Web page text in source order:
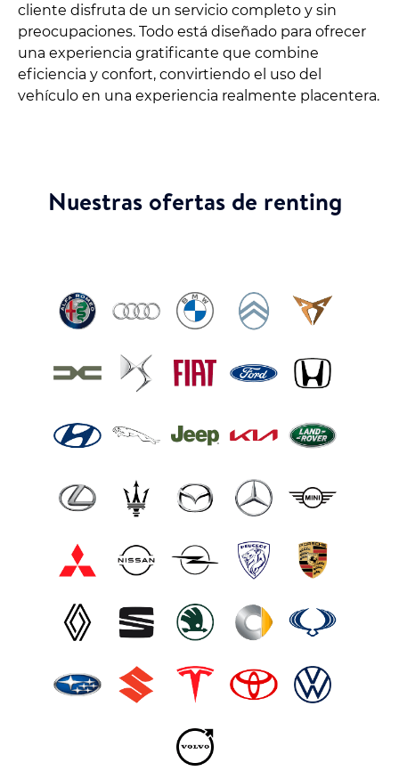
cliente disfruta de un servicio completo y sin
preocupaciones. Todo está diseñado para ofrecer
una experiencia gratificante que combine
eficiencia y confort, convirtiendo el uso del
vehículo en una experiencia realmente placentera.
Nuestras ofertas de renting